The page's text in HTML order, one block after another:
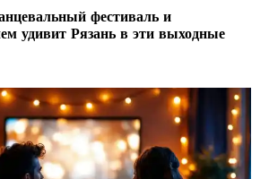
фестиваль и
удивит Рязань в эти выходные